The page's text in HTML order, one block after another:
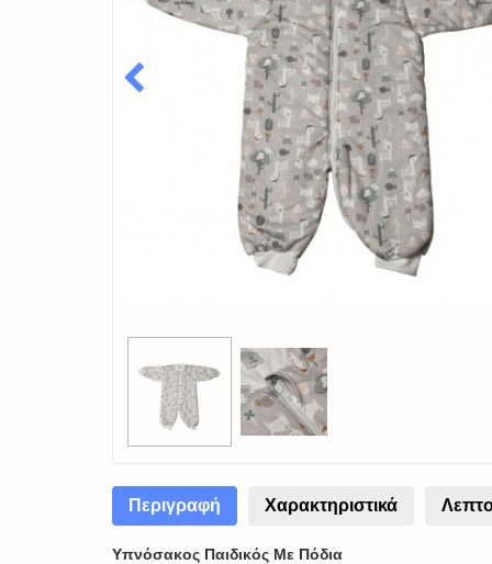
Περιγραφή Χαρακτηριστικά
Υπνόσακος Παιδικός Με Πόδια